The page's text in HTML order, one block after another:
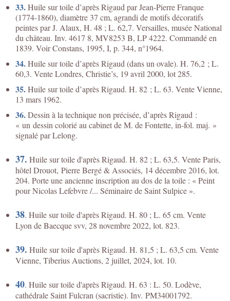
33.Huile sur toile d’après Rigaud par Jean-Pierre Franque
(1774-1860), diamètre 37 cm, agrandi de motifs décoratifs
peintes par J. Alaux, H. 48 ; L. 62,7. Versailles, musée National
du château. Inv. 4617 8, MV8253 B, LP 4222. Commandé en
1839. Voir Constans, 1995, I, p. 344, n°1964.
34.Huile sur toile d’après Rigaud (dans un ovale). H. 76,2 ; L.
60,3. Vente Londres, Christie’s, 19 avril 2000, lot 285.
35.Huile sur toile d’après Rigaud. H. 82 ; L. 63. Vente Vienne,
13 mars 1962.
36.Dessin à la technique non précisée, d’après Rigaud :
« un dessin colorié au cabinet de M. de Fontette, in-fol. maj. »
signalé par Lelong.
37. Huile sur toile d'après Rigaud. H. 82 ; L. 63,5. Vente Paris,
hôtel Drouot, Pierre Bergé & Associés, 14 décembre 2016, lot.
204. Porte une ancienne inscription au dos de la toile : « Peint
pour Nicolas Lefebvre /... Séminaire de Saint Sulpice ».
38. Huile sur toile d'après Rigaud. H. 80 ; L. 65 cm. Vente
Lyon de Baecque svv, 28 novembre 2022, lot. 823.
39. Huile sur toile d'après Rigaud. H. 81,5 ; L. 63,5 cm. Vente
Vienne, Tiberius Auctions, 2 juillet, 2024, lot. 10.
40. Huile sur toile d'après Rigaud. H. 63 : L. 50. Lodève,
cathédrale Saint Fulcran (sacristie). Inv. PM34001792.